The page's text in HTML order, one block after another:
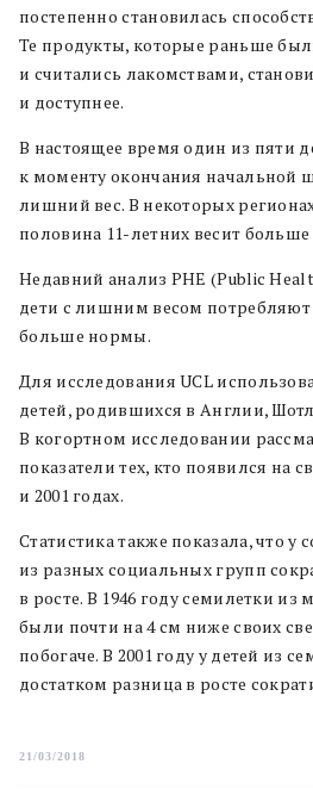
постепенно становилась
Те продукты, которые раньше
и считались лакомствами,
и доступнее.
В настоящее время один из пяти
к моменту окончания начальной
лишний вес. В некоторых
половина 11-летних весит
Недавний анализ PHE (Public
дети с лишним весом потребляют
больше нормы.
Для исследования UCL
детей, родившихся в Англии,
В когортном исследовании
показатели тех, кто появился на
и 2001 годах.
Статистика также показала, что у
из разных социальных групп
в росте. В 1946 году семилетки
были почти на 4 см ниже своих
побогаче. В 2001 году у детей из
достатком разница в росте
21/03/2018